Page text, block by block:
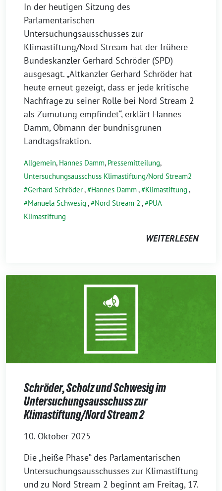
In der heutigen Sitzung des
Parlamentarischen
Untersuchungsausschusses zur
Klimastiftung/Nord Stream hat der frühere
Bundeskanzler Gerhard Schröder (SPD)
ausgesagt. „Altkanzler Gerhard Schröder hat
heute erneut gezeigt, dass er jede kritische
Nachfrage zu seiner Rolle bei Nord Stream 2
als Zumutung empfindet“, erklärt Hannes
Damm, Obmann der bündnisgrünen
Landtagsfraktion.
Allgemein, Hannes Damm, Pressemitteilung,
Untersuchungsausschuss Klimastiftung/Nord Stream2
Gerhard Schröder, Hannes Damm, Klimastiftung ,
Manuela Schwesig , Nord Stream 2 ,
PUA
Klimastiftung
WEITERLESEN
Schröder, Scholz und Schwesig im
Untersuchungsausschuss zur
Klimastiftung/Nord Stream 2
10. Oktober 2025
Die „heiße Phase“ des Parlamentarischen
Untersuchungsausschusses zur Klimastiftung
und zu Nord Stream 2 beginnt am Freitag, 17.